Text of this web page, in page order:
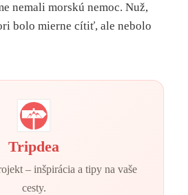
nemali morskú nemoc. Nuž,
bolo mierne cítiť, ale nebolo
Tripdea
– inšpirácia a tipy na vaše
cesty.